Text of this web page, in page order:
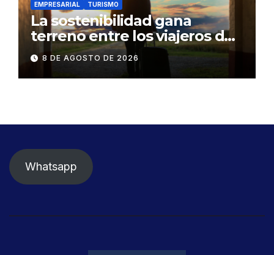
EMPRESARIAL TURISMO
La sostenibilidad gana
terreno entre los viajeros de
negocios
8 DE AGOSTO DE 2026
Whatsapp